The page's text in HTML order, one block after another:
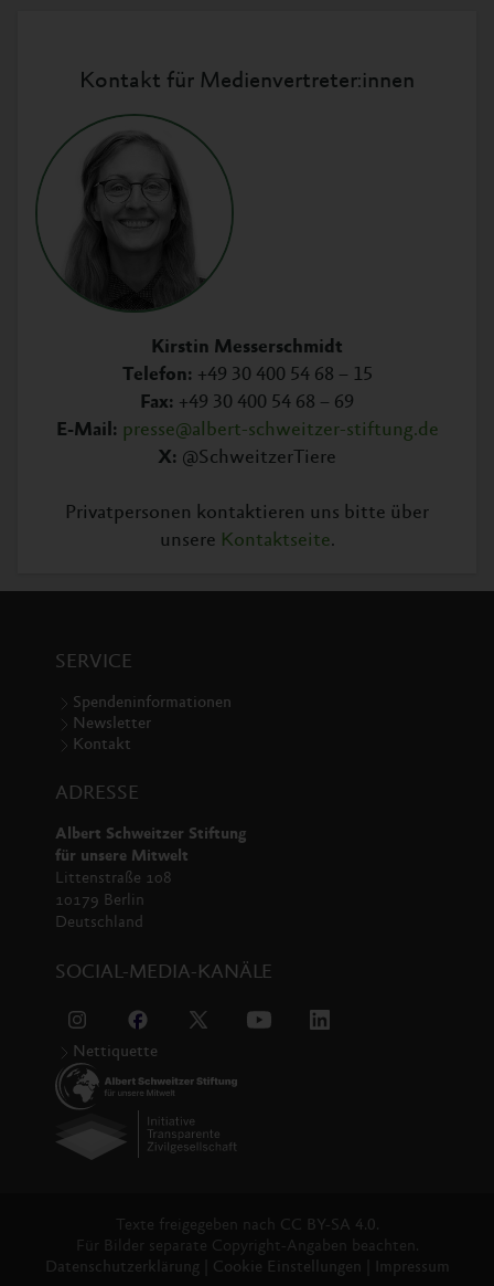
in hoher Auflösung herunterladen. Bei
angeben.
Fotos Download
Mahi Klosterhalfen ist Präsident der Albert
Schweitzer Stiftung für unsere Mitwelt und
engagiert sich seit seiner Studienzeit für den
Tierschutz. Nach seinem Studium der
Betriebswirtschaftslehre wurde er der erste
Heute beschäftigt die Stiftung 40
Mitarbeiter:innen. Mahi Klosterhalfen spielte
Kontakt für Medienvertreter:innen
Kirstin Messerschmidt
Telefon: +49 30 400 54 68 – 15
Fax: +49 30 400 54 68 – 69
E-Mail: presse@albert-schweitzer-stiftung.de
X: @SchweitzerTiere
Privatpersonen kontaktieren uns bitte über
unsere Kontaktseite.
SERVICE
Spendeninformationen
Newsletter
Kontakt
ADRESSE
Albert Schweitzer Stiftung
für unsere Mitwelt
Littenstraße 108
10179 Berlin
Deutschland
SOCIAL-MEDIA-KANÄLE
Nettiquette
Texte freigegeben nach CC BY-SA 4.0.
Für Bilder separate Copyright-Angaben beachten.
Datenschutzerklärung
Cookie Einstellungen Impressum